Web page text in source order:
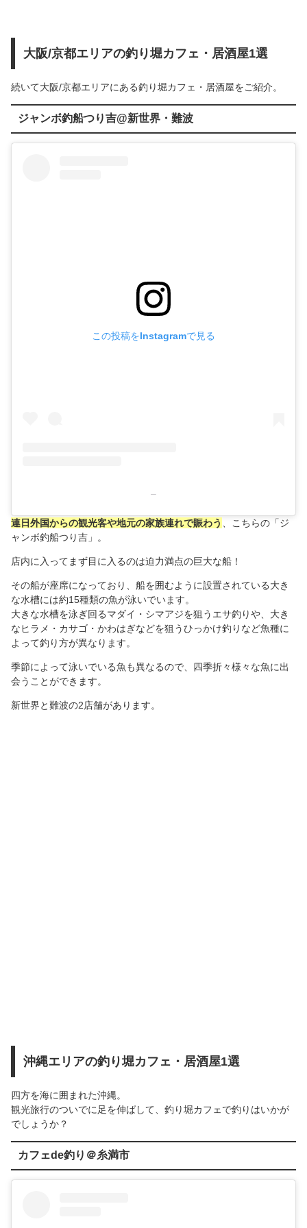
大阪/京都エリアの釣り堀カフェ・居酒屋1選
続いて大阪/京都エリアにある釣り堀カフェ・居酒屋をご紹介。
ジャンボ釣船つり吉@新世界・難波
この投稿をInstagramで見る
–
連日外国からの観光客や地元の家族連れで賑わう
、こちらの「ジ
ャンボ釣船つり吉」。
店内に入ってまず目に入るのは迫力満点の巨大な船！
その船が座席になっており、船を囲むように設置されている大き
な水槽には約15種類の魚が泳いでいます。
大きな水槽を泳ぎ回るマダイ・シマアジを狙うエサ釣りや、大き
なヒラメ・カサゴ・かわはぎなどを狙うひっかけ釣りなど魚種に
よって釣り方が異なります。
季節によって泳いでいる魚も異なるので、四季折々様々な魚に出
会うことができます。
新世界と難波の2店舗があります。
沖縄エリアの釣り堀カフェ・居酒屋1選
四方を海に囲まれた沖縄。
観光旅行のついでに足を伸ばして、釣り堀カフェで釣りはいかが
でしょうか？
カフェde釣り＠糸満市